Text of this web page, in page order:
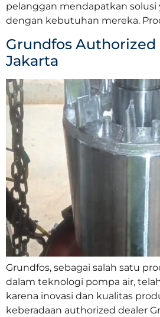
pelanggan mendapatkan solusi
dengan kebutuhan mereka.
Grundfos Authorized
Jakarta
Grundfos, sebagai salah satu
dalam teknologi pompa air,
karena inovasi dan kualitas
keberadaan authorized dealer